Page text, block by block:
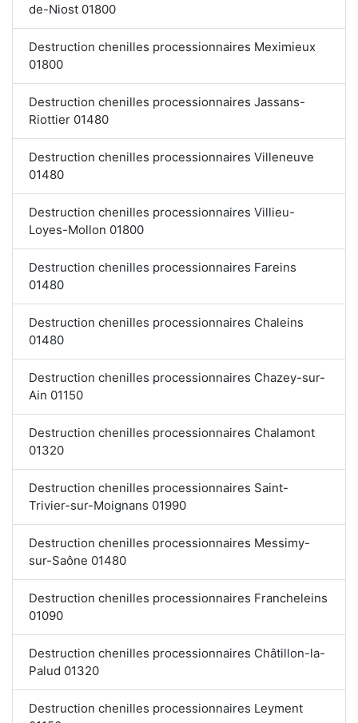
de-Niost 01800
Destruction chenilles processionnaires Meximieux
01800
Destruction chenilles processionnaires Jassans-
Riottier 01480
Destruction chenilles processionnaires Villeneuve
01480
Destruction chenilles processionnaires Villieu-
Loyes-Mollon 01800
Destruction chenilles processionnaires Fareins
01480
Destruction chenilles processionnaires Chaleins
01480
Destruction chenilles processionnaires Chazey-sur-
Ain 01150
Destruction chenilles processionnaires Chalamont
01320
Destruction chenilles processionnaires Saint-
Trivier-sur-Moignans 01990
Destruction chenilles processionnaires Messimy-
sur-Saône 01480
Destruction chenilles processionnaires Francheleins
01090
Destruction chenilles processionnaires Châtillon-la-
Palud 01320
Destruction chenilles processionnaires Leyment